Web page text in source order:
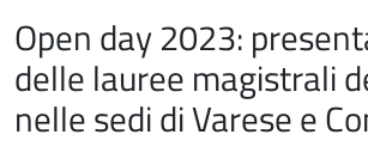
Open day 2023:
delle lauree magistrali
nelle sedi di Varese e